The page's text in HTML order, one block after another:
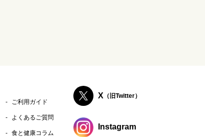
ご利用ガイド
よくあるご質問
食と健康コラム
X （旧Twitter）
Instagram